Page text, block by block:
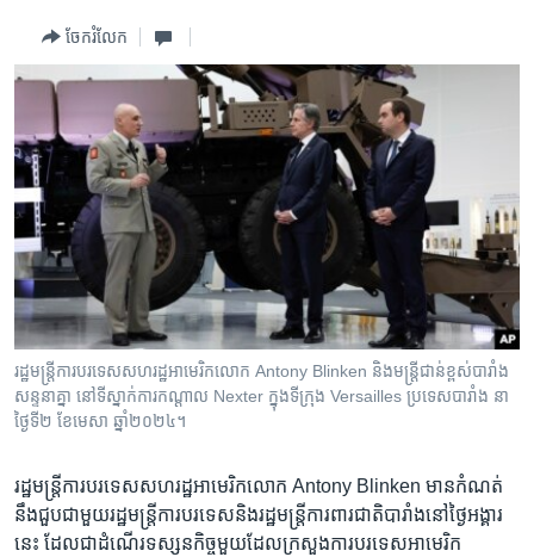
ម្តង
និង​
ចូល​
ទៅ​
ទំព័រ​
រចនា
សម្ព័ន្ធ​
រំលង​
និង​
ចូល​
ទៅ​
កាន់​
ស្វែង​
កម្ពុជាច្នៃប្រតិដ្ឋ
ព្រឹត្តិការណ៍ព័ត៌មាន
ទូរទស្សន៍ / វីដេអូ​
វិទ្យុ / ផតខាសថ៍
កម្មវិធីទាំងអស់
Khmer English
បណ្តាញ​សង្គម
ចែករំលែក
រដ្ឋមន្ត្រីការបរទេស​សហរដ្ឋអាមេរិក​លោក Antony Blinken និង​មន្ត្រីជាន់ខ្ពស់​បារាំង​
សន្ទនាគ្នា​ នៅ​ទីស្នាក់ការ​កណ្តាល​ Nexter ក្នុងទីក្រុង Versailles ប្រទេសបារាំង នា
ថ្ងៃទី២ ខែមេសា ឆ្នាំ២០២៤។
រដ្ឋមន្ត្រី​ការបរទេស​សហរដ្ឋ​អាមេរិក​លោក Antony Blinken មាន​កំណត់​
នឹង​ជួប​ជាមួយ​រដ្ឋមន្ត្រី​ការបរទេសនិង​រដ្ឋមន្ត្រី​ការពារ​ជាតិ​បារាំងនៅថ្ងៃ​អង្គារ​
នេះ​ ដែលជា​ដំណើរ​ទស្សនកិច្ច​មួយ​ដែលក្រសួង​ការបរទេស​អាមេរិក​